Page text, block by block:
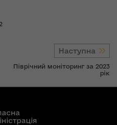
Наступна
Піврічний моніторинг за 2023
рік